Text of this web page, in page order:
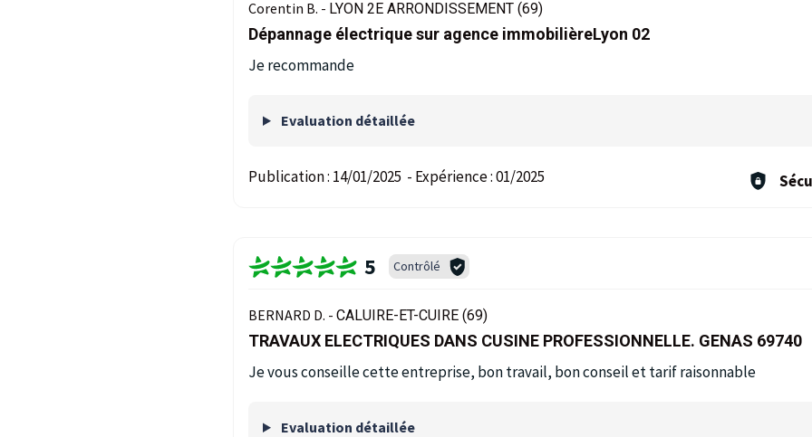
Corentin B. - LYON 2E ARRONDISSEMENT (69)
Dépannage électrique sur agence immobilièreLyon 02
Je recommande
Evaluation détaillée
Publication : 14/01/2025 - Expérience :01/2025
5 Contrôlé
BERNARD D. - CALUIRE-ET-CUIRE (69)
TRAVAUX ELECTRIQUES DANS CUSINE PROFESSIONNELLE. GENAS 69740
Je vous conseille cette entreprise, bon travail, bon conseil et tarif raisonnable
Evaluation détaillée